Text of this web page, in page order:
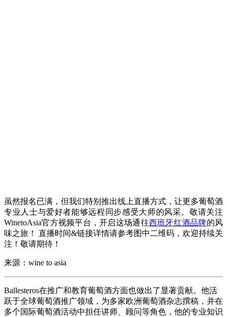
虽然报名已满，但我们特别推出线上直播方式，让更多葡萄酒
专业人士与爱好者能够远程同步感受大师的风采。敬请关注
WinetoAsia官方视频平台，开启这场通往西班牙红酒品牌的风
味之旅！ 直播时间&链接详情请参考图中二维码，欢迎持续关
注！敬请期待！
来源：wine to asia
Ballesteros在推广和教育葡萄酒方面也做出了显著贡献。他活
跃于全球葡萄酒推广领域，为多家欧洲葡萄酒杂志撰稿，并在
多个国际葡萄酒活动中担任讲师、顾问等角色‌，他的专业知识